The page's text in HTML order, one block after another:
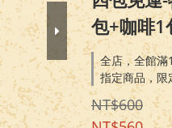
包+咖啡1
全店，全館
指定商品，限
NT$600